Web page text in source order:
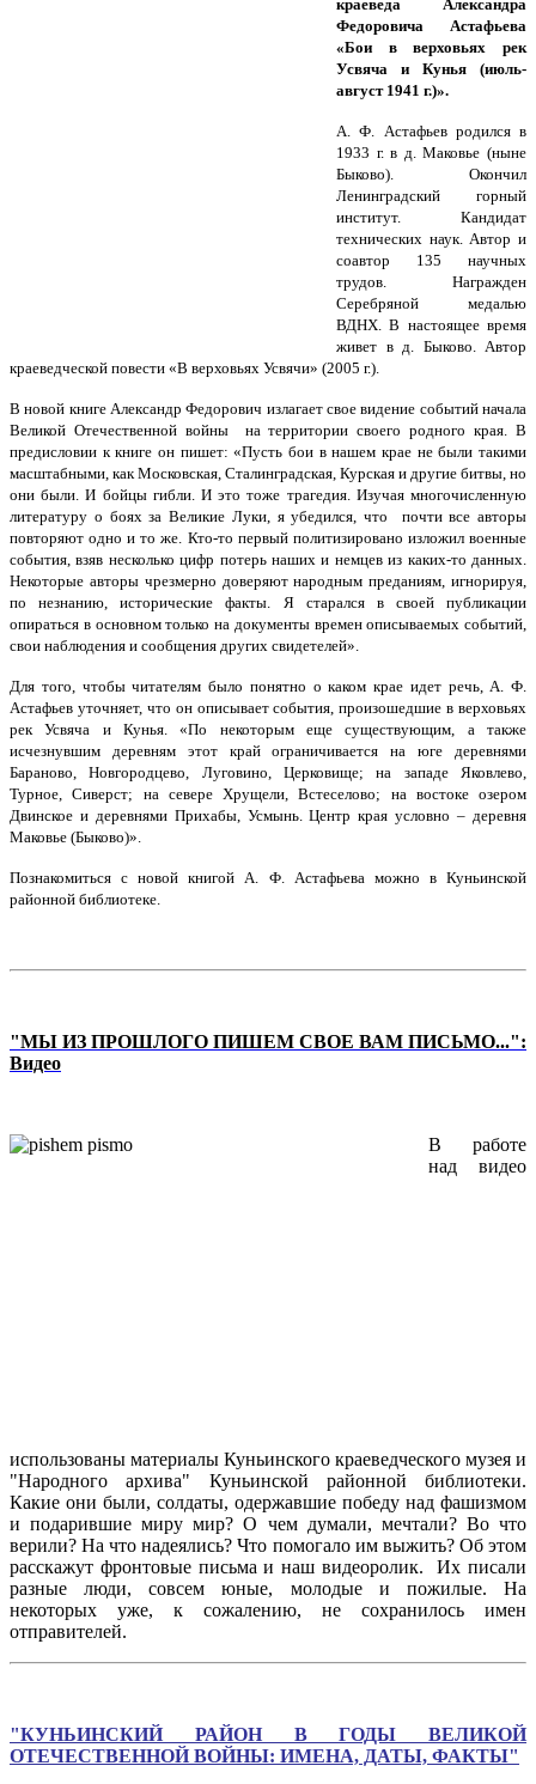
краеведа Александра
Федоровича Астафьева
«Бои в верховьях рек
Усвяча и Кунья (июль-
август 1941 г.)».
А. Ф. Астафьев родился в
1933 г. в д. Маковье (ныне
Быково). Окончил
Ленинградский горный
институт. Кандидат
технических наук. Автор и
соавтор 135 научных
трудов. Награжден
Серебряной медалью
ВДНХ. В настоящее время
живет в д. Быково. Автор
краеведческой повести «В верховьях Усвячи» (2005 г.).
В новой книге Александр Федорович излагает свое видение событий начала
Великой Отечественной войны на территории своего родного края. В
предисловии к книге он пишет: «Пусть бои в нашем крае не были такими
масштабными, как Московская, Сталинградская, Курская и другие битвы, но
они были. И бойцы гибли. И это тоже трагедия. Изучая многочисленную
литературу о боях за Великие Луки, я убедился, что почти все авторы
повторяют одно и то же. Кто-то первый политизировано изложил военные
события, взяв несколько цифр потерь наших и немцев из каких-то данных.
Некоторые авторы чрезмерно доверяют народным преданиям, игнорируя,
по незнанию, исторические факты. Я старался в своей публикации
опираться в основном только на документы времен описываемых событий,
свои наблюдения и сообщения других свидетелей».
Для того, чтобы читателям было понятно о каком крае идет речь, А. Ф.
Астафьев уточняет, что он описывает события, произошедшие в верховьях
рек Усвяча и Кунья. «По некоторым еще существующим, а также
исчезнувшим деревням этот край ограничивается на юге деревнями
Бараново, Новгородцево, Луговино, Церковище; на западе Яковлево,
Турное, Сиверст; на севере Хрущели, Встеселово; на востоке озером
Двинское и деревнями Прихабы, Усмынь. Центр края условно – деревня
Маковье (Быково)».
Познакомиться с новой книгой А. Ф. Астафьева можно в Куньинской
районной библиотеке.
"МЫ ИЗ ПРОШЛОГО ПИШЕМ СВОЕ ВАМ ПИСЬМО...":
Видео
В работе
над видео
использованы материалы Куньинского краеведческого музея и
"Народного архива" Куньинской районной библиотеки.
Какие они были, солдаты, одержавшие победу над фашизмом
и подарившие миру мир? О чем думали, мечтали? Во что
верили? На что надеялись? Что помогало им выжить? Об этом
расскажут фронтовые письма и наш видеоролик. Их писали
разные люди, совсем юные, молодые и пожилые. На
некоторых уже, к сожалению, не сохранилось имен
отправителей.
"КУНЬИНСКИЙ РАЙОН В ГОДЫ ВЕЛИКОЙ
ОТЕЧЕСТВЕННОЙ ВОЙНЫ: ИМЕНА, ДАТЫ, ФАКТЫ"